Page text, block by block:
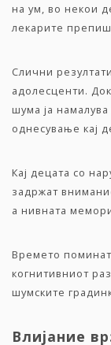
на ум, во некои
лекарите
Слични
адолесценти.
шума ја
однесување кај
Кај децата со
задржат
а нивната
Времето
когнитивниот
шумските
Влијание